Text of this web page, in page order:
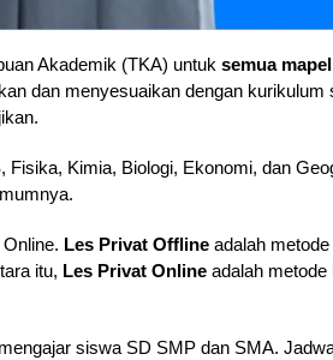
Akademik (TKA) untuk semua mapel
dan menyesuaikan dengan kurikulum
Fisika, Kimia, Biologi, Ekonomi, dan
Les Privat Offlineadalah metode
itu, Les Privat Onlineadalah metode
siswa SD SMP dan SMA.